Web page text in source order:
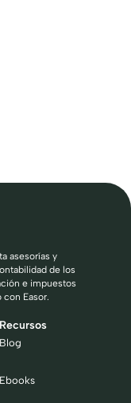
asesorías y
de los
e impuestos
Easor.
Recursos
Blog
Ebooks